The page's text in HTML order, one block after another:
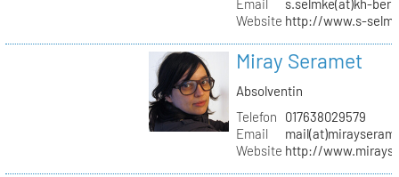
Email
s.selmke(at)kh-
Website http://www.s-
Miray Seramet
Absolventin
Telefon
017638029579
Email
Website http://